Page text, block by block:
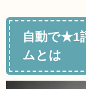
自動で★1
ムとは